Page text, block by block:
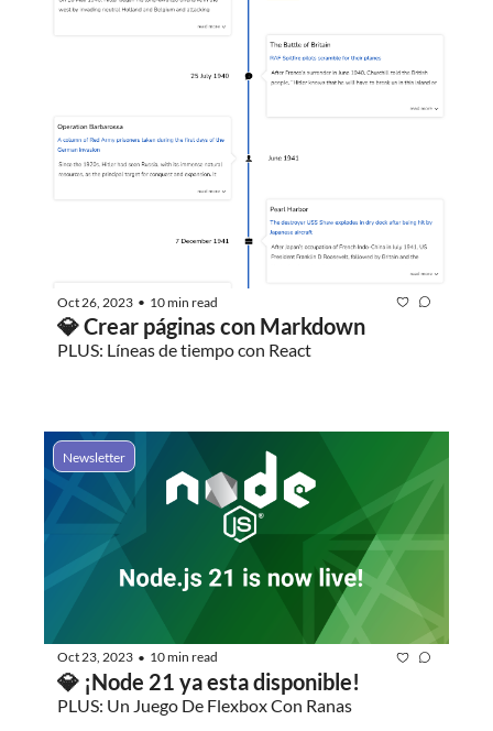
Oct 26, 2023 • 10 min read
💎 Crear páginas con Markdown
PLUS: Líneas de tiempo con React
Newsletter
Oct 23, 2023 • 10 min read
💎 ¡Node 21 ya esta disponible!
PLUS: Un Juego De Flexbox Con Ranas